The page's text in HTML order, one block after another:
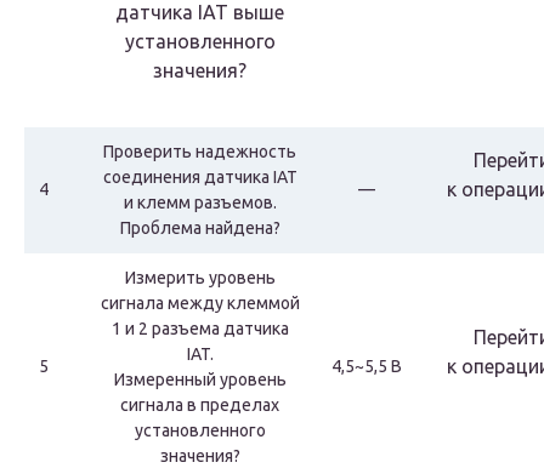
датчика IAT выше
установленного
значения?
4
Проверить надежность
соединения датчика IAT
и клемм разъемов.
Проблема найдена?
—
к
5
Измерить уровень
сигнала между клеммой
1 и 2 разъема датчика
IAT.
Измеренный уровень
сигнала в пределах
установленного
значения?
4,5~5,5 В
к